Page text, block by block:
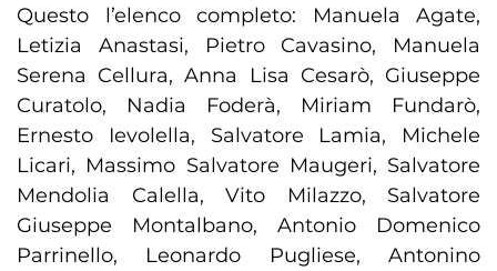
Questo l’elenco completo: Manuela Agate,
Letizia Anastasi, Pietro Cavasino, Manuela
Serena Cellura, Anna Lisa Cesarò, Giuseppe
Curatolo, Nadia Foderà, Miriam Fundarò,
Ernesto Ievolella, Salvatore Lamia, Michele
Licari, Massimo Salvatore Maugeri, Salvatore
Mendolia Calella, Vito Milazzo, Salvatore
Giuseppe Montalbano, Antonio Domenico
Parrinello, Leonardo Pugliese, Antonino